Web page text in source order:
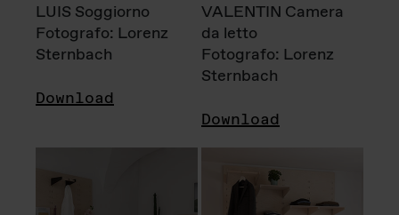
LUIS Soggiorno
Fotografo: Lorenz
Sternbach
Download
VALENTIN Camera
da letto
Fotografo: Lorenz
Sternbach
Download